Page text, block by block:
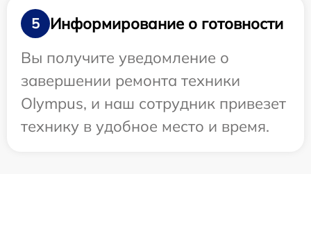
5
Информирование о готовности
Вы получите уведомление о
завершении ремонта техники
Olympus, и наш сотрудник привезет
технику в удобное место и время.